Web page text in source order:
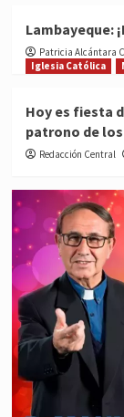
Lambayeque:
Patricia Alcántara
Iglesia Católica
Hoy es fiesta
patrono de
Redacción Central